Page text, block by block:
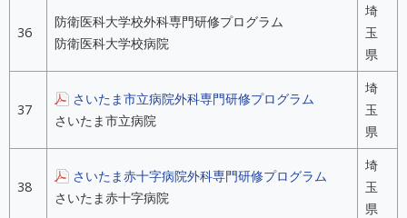
36
防衛医科大学校外科専門研修プログラム
防衛医科大学校病院
埼
玉
県
37
さいたま市立病院外科専門研修プログラム
さいたま市立病院
埼
玉
県
38
さいたま赤十字病院外科専門研修プログラム
さいたま赤十字病院
埼
玉
県